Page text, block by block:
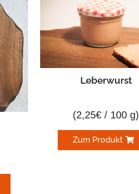
Leberwurst
(2,25€ / 100 g)
Zum Produkt